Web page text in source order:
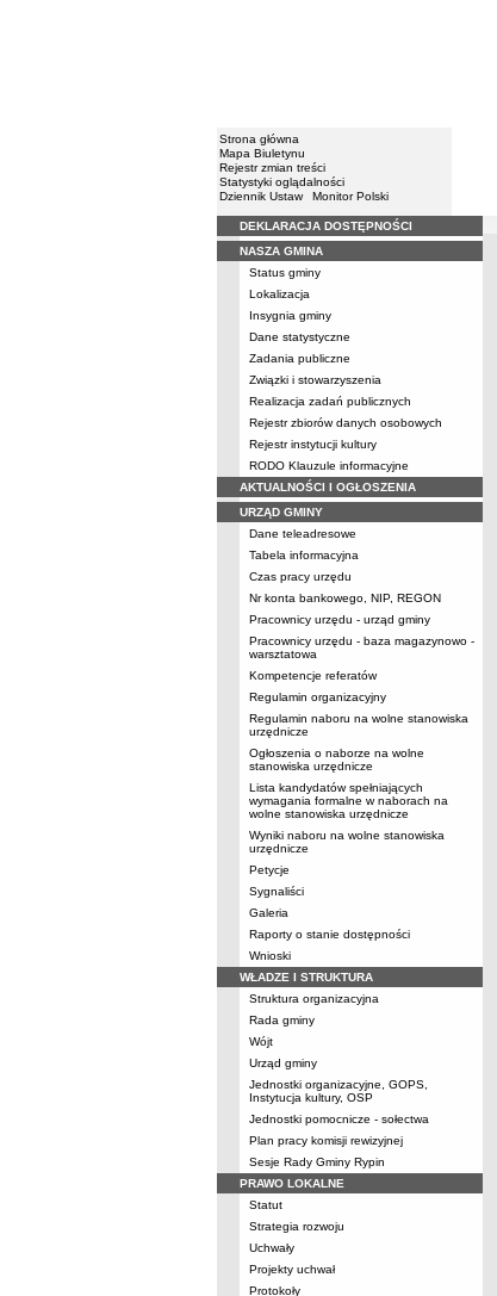
Strona główna
Mapa Biuletynu
Rejestr zmian treści
Statystyki oglądalności
Dziennik Ustaw
Monitor Polski
Menu
DEKLARACJA DOSTĘPNOŚCI
NASZA GMINA
Status gminy
Lokalizacja
Insygnia gminy
Dane statystyczne
Zadania publiczne
Związki i stowarzyszenia
Realizacja zadań publicznych
Rejestr zbiorów danych osobowych
Rejestr instytucji kultury
RODO Klauzule informacyjne
AKTUALNOŚCI I OGŁOSZENIA
URZĄD GMINY
Dane teleadresowe
Tabela informacyjna
Czas pracy urzędu
Nr konta bankowego, NIP, REGON
Pracownicy urzędu - urząd gminy
Pracownicy urzędu - baza magazynowo -
warsztatowa
Kompetencje referatów
Regulamin organizacyjny
Regulamin naboru na wolne stanowiska
urzędnicze
Ogłoszenia o naborze na wolne
stanowiska urzędnicze
Lista kandydatów spełniających
wymagania formalne w naborach na
wolne stanowiska urzędnicze
Wyniki naboru na wolne stanowiska
urzędnicze
Petycje
Sygnaliści
Galeria
Raporty o stanie dostępności
Wnioski
WŁADZE I STRUKTURA
Struktura organizacyjna
Rada gminy
Wójt
Urząd gminy
Jednostki organizacyjne, GOPS,
Instytucja kultury, OSP
Jednostki pomocnicze - sołectwa
Plan pracy komisji rewizyjnej
Sesje Rady Gminy Rypin
PRAWO LOKALNE
Statut
Strategia rozwoju
Uchwały
Projekty uchwał
Protokoły